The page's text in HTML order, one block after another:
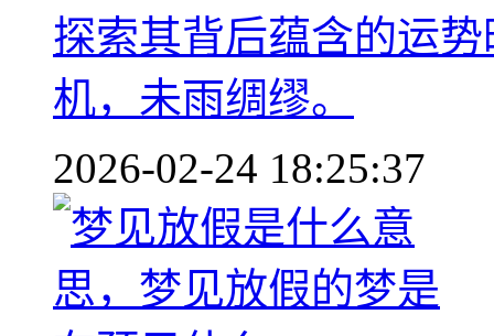
探索其背后蕴含的运
机，未雨绸缪。
2026-02-24 18:25:37